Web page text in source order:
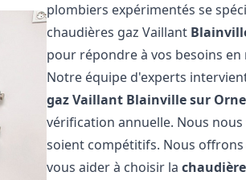
plombiers expérimentés se
chaudières gaz Vaillant
pour répondre à vos besoins
Notre équipe d'experts
gaz Vaillant Blainville sur Orne
vérification annuelle. Nous
soient compétitifs. Nous
vous aider à choisir la